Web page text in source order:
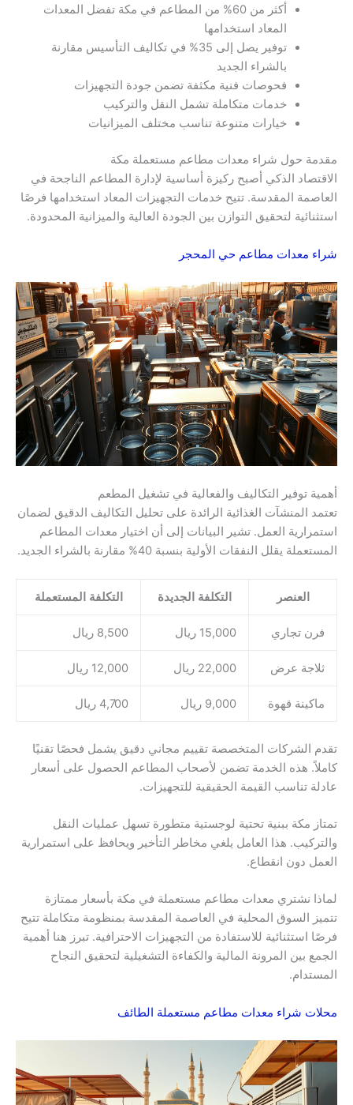
أكثر من 60% من المطاعم في مكة تفضل المعدات
المعاد استخدامها
توفير يصل إلى 35% في تكاليف التأسيس مقارنة
بالشراء الجديد
فحوصات فنية مكثفة تضمن جودة التجهيزات
خدمات متكاملة تشمل النقل والتركيب
خيارات متنوعة تناسب مختلف الميزانيات
مقدمة حول شراء معدات مطاعم مستعملة مكة
الاقتصاد الذكي أصبح ركيزة أساسية لإدارة المطاعم الناجحة في
العاصمة المقدسة. تتيح خدمات التجهيزات المعاد استخدامها فرصًا
استثنائية لتحقيق التوازن بين الجودة العالية والميزانية المحدودة.
شراء معدات مطاعم حي المحجر
أهمية توفير التكاليف والفعالية في تشغيل المطعم
تعتمد المنشآت الغذائية الرائدة على تحليل التكاليف الدقيق لضمان
استمرارية العمل. تشير البيانات إلى أن اختيار معدات المطاعم
المستعملة يقلل النفقات الأولية بنسبة 40% مقارنة بالشراء الجديد.
العنصر التكلفة الجديدة التكلفة المستعملة
فرن تجاري 15,000 ريال 8,500 ريال
ثلاجة عرض 22,000 ريال 12,000 ريال
ماكينة قهوة 9,000 ريال 4,700 ريال
تقدم الشركات المتخصصة تقييم مجاني دقيق يشمل فحصًا تقنيًا
كاملاً. هذه الخدمة تضمن لأصحاب المطاعم الحصول على أسعار
عادلة تناسب القيمة الحقيقية للتجهيزات.
تمتاز مكة ببنية تحتية لوجستية متطورة تسهل عمليات النقل
والتركيب. هذا العامل يلغي مخاطر التأخير ويحافظ على استمرارية
العمل دون انقطاع.
لماذا نشتري معدات مطاعم مستعملة في مكة بأسعار ممتازة
تتميز السوق المحلية في العاصمة المقدسة بمنظومة متكاملة تتيح
فرصًا استثنائية للاستفادة من التجهيزات الاحترافية. تبرز هنا أهمية
الجمع بين المرونة المالية والكفاءة التشغيلية لتحقيق النجاح
المستدام.
محلات شراء معدات مطاعم مستعملة الطائف